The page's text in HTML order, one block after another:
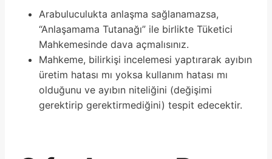
Arabuluculukta anlaşma sağlanamazsa,
“Anlaşamama Tutanağı” ile birlikte Tüketici
Mahkemesinde dava açmalısınız.
Mahkeme, bilirkişi incelemesi yaptırarak ayıbın
üretim hatası mı yoksa kullanım hatası mı
olduğunu ve ayıbın niteliğini (değişimi
gerektirip gerektirmediğini) tespit edecektir.